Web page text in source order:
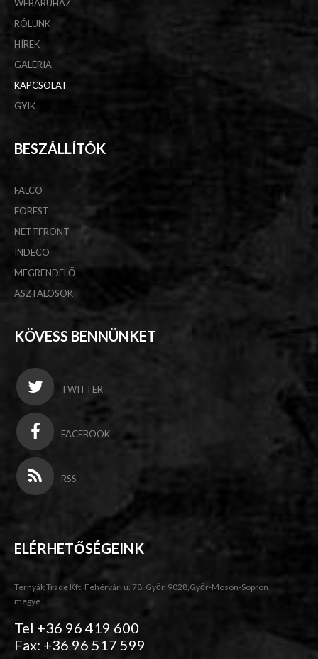
WEBÁRUHÁZ
RÓLUNK
HÍREK
GALÉRIA
KAPCSOLAT
GYIK
BESZÁLLÍTÓK
FALCO
FOREST
NETTFRONT
INDECO
MEGRENDELŐ
ASZTALOSOK
KÖVESS BENNÜNKET
TWITTER
FACEBOOK
RSS
ELÉRHETŐSÉGEINK
Ternyák Trade Kft, Fehérvári u. 78. Győr, 9028,Győr-Moson-Sopron
megye
Tel +36 96 419 600
Fax: +36 96 517 599